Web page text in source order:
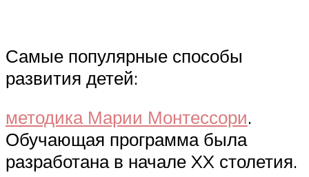
Самые популярные способы
развития детей:
методика Марии Монтессори.
Обучающая программа была
разработана в начале XX столетия.